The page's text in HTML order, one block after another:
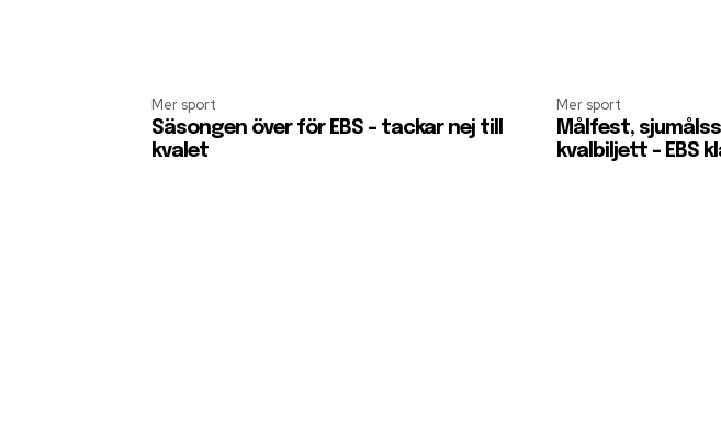
Mer sport
Säsongen över för EBS – tackar nej till
kvalet
Mer sport
Målfest,
kvalbiljett – EBS